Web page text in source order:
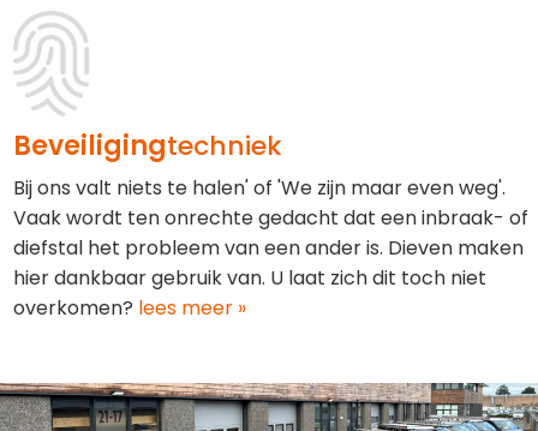
Beveiligingtechniek
Bij ons valt niets te halen' of 'We zijn maar even weg'.
Vaak wordt ten onrechte gedacht dat een inbraak- of
diefstal het probleem van een ander is. Dieven maken
hier dankbaar gebruik van. U laat zich dit toch niet
overkomen? lees meer »